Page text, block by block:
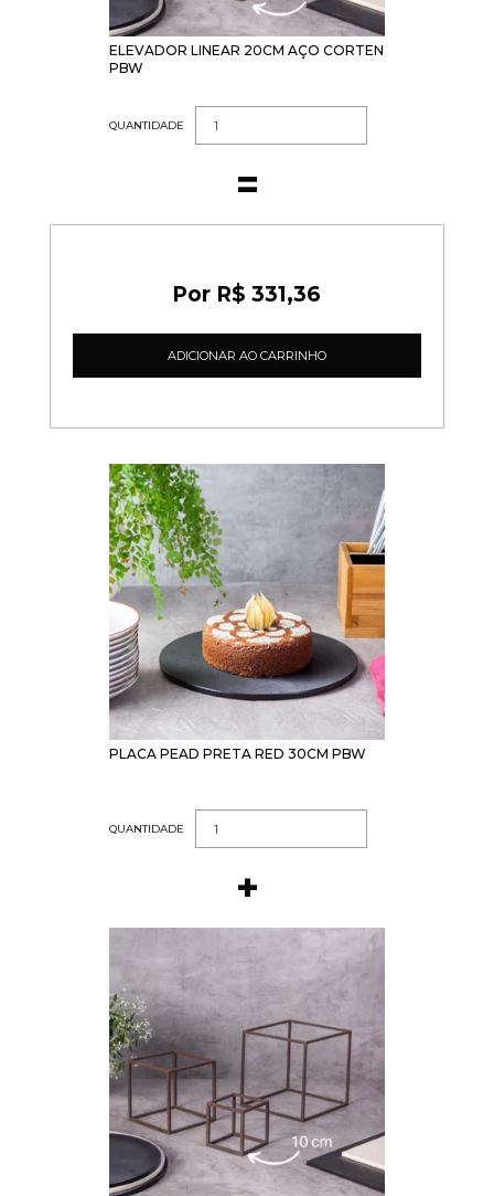
ELEVADOR LINEAR 20CM AÇO CORTEN
PBW
QUANTIDADE
R$ 331,36
ADICIONAR AO CARRINHO
PLACA PEAD PRETA RED 30CM PBW
QUANTIDADE